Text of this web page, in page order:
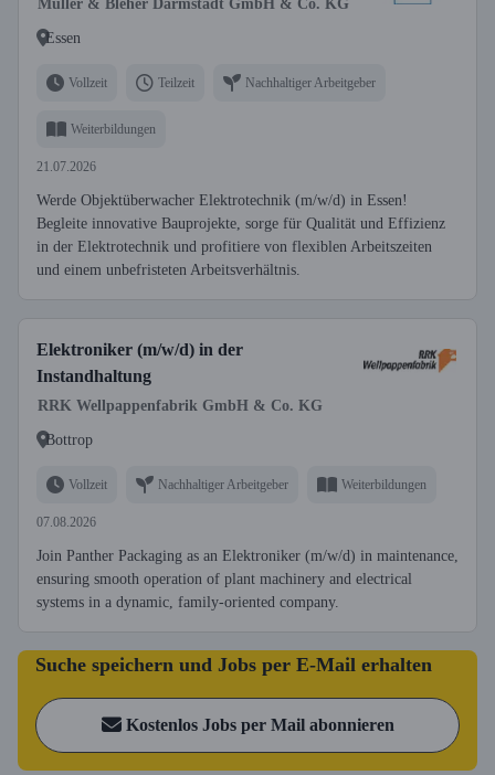
Müller & Bleher Darmstadt GmbH & Co. KG
Essen
Vollzeit Teilzeit Nachhaltiger Arbeitgeber
Weiterbildungen
21.07.2026
Werde Objektüberwacher Elektrotechnik (m/w/d) in Essen!
Begleite innovative Bauprojekte, sorge für Qualität und Effizienz
in der Elektrotechnik und profitiere von flexiblen Arbeitszeiten
und einem unbefristeten Arbeitsverhältnis.
Elektroniker (m/w/d) in der
Instandhaltung
RRK Wellpappenfabrik GmbH & Co. KG
Bottrop
Vollzeit Nachhaltiger Arbeitgeber Weiterbildungen
07.08.2026
Join Panther Packaging as an Elektroniker (m/w/d) in maintenance,
ensuring smooth operation of plant machinery and electrical
systems in a dynamic, family-oriented company.
Suche speichern und Jobs per E-Mail erhalten
Kostenlos Jobs per Mail abonnieren